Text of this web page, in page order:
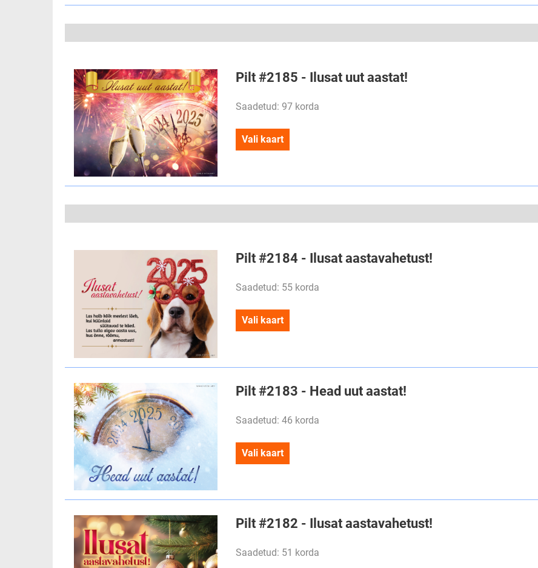
Pilt #2185 - Ilusat uut aastat!
Saadetud: 97 korda
Vali kaart
Pilt #2184 - Ilusat aastavahetust!
Saadetud: 55 korda
Vali kaart
Pilt #2183 - Head uut aastat!
Saadetud: 46 korda
Vali kaart
Pilt #2182 - Ilusat aastavahetust!
Saadetud: 51 korda